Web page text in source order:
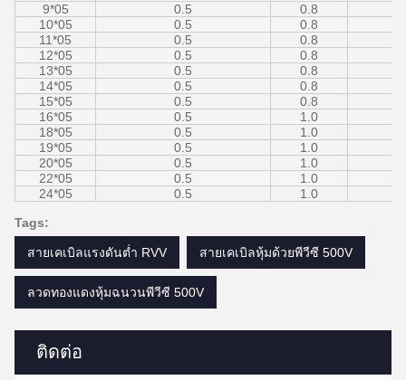
ติดต่อ
9*05
0.5
0.8
10*05
0.5
0.8
11*05
0.5
0.8
12*05
0.5
0.8
13*05
0.5
0.8
14*05
0.5
0.8
15*05
0.5
0.8
16*05
0.5
1.0
18*05
0.5
1.0
19*05
0.5
1.0
20*05
0.5
1.0
22*05
0.5
1.0
24*05
0.5
1.0
Tags:
สายเคเบิลแรงดันต่ำ RVV สายเคเบิลหุ้มด้วยพีวีซี 500V
ลวดทองแดงหุ้มฉนวนพีวีซี 500V